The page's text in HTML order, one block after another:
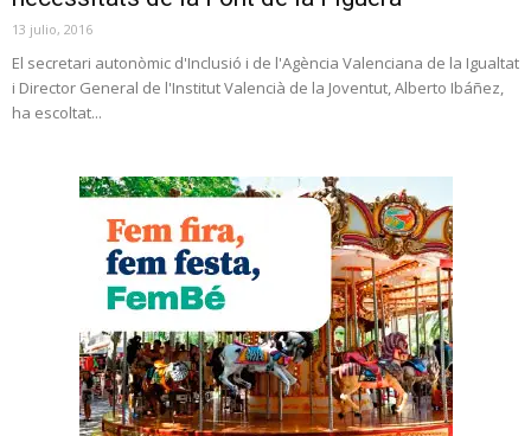
13 julio, 2016
El secretari autonòmic d'Inclusió i de l'Agència Valenciana de la Igualtat
i Director General de l'Institut Valencià de la Joventut, Alberto Ibáñez,
ha escoltat...